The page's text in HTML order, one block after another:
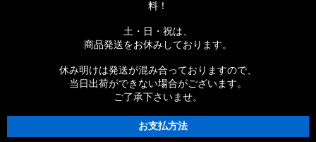
料！
土・日・祝は、
商品発送をお休みしております。
休み明けは発送が混み合っておりますので、
当日出荷ができない場合がございます。
ご了承下さいませ。
お支払方法